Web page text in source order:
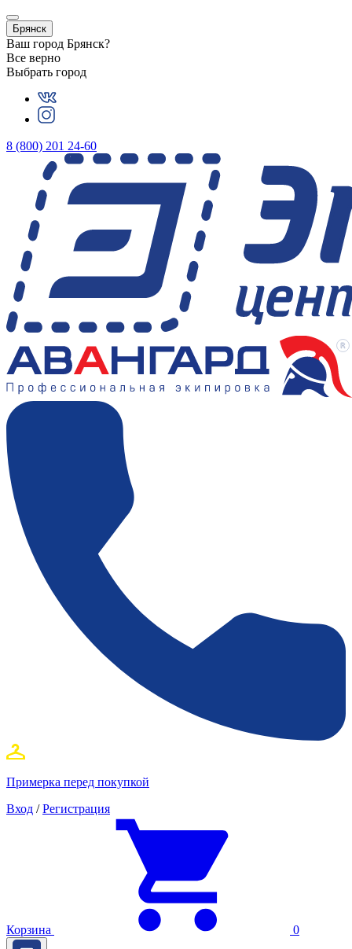
Брянск
Ваш город Брянск?
Все верно
Выбрать город
8 (800) 201 24-60
Примерка перед покупкой
Вход / Регистрация
Корзина 0